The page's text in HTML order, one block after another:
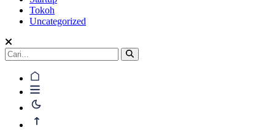
Tokoh
Uncategorized